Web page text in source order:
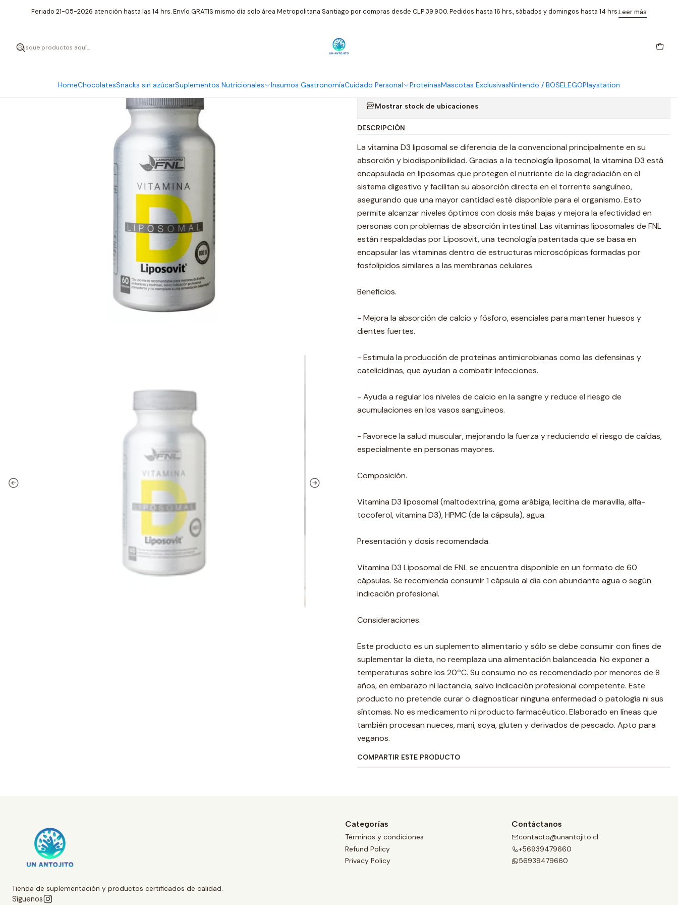
HomeChocolatesSnacks sin azúcarSuplementos Nutricionales Insumos GastronomíaCuidado Personal ProteínasMascotas ExclusivasNintendo / BOSELEGOPlaystation
Feriado 21-05-2026 atención hasta las 14 hrs. Envío GRATIS mismo día solo área Metropolitana Santiago por compras desde CLP 39.900. Pedidos hasta 16 hrs., sábados y domingos hasta 14 hrs.Leer más
Inicio Suplementos Nutricionales FNL Fnl Vitamina D Liposomal 800 Iu 60 Caps Colecalciferol
Fnl Vitamina D Liposomal 800 Iu 60 Caps
Mostrar stock de ubicaciones
DESCRIPCIÓN
La vitamina D3 liposomal se diferencia de la convencional principalmente en su
absorción y biodisponibilidad. Gracias a la tecnología liposomal, la vitamina D3 está
encapsulada en liposomas que protegen el nutriente de la degradación en el
sistema digestivo y facilitan su absorción directa en el torrente sanguíneo,
asegurando que una mayor cantidad esté disponible para el organismo. Esto
permite alcanzar niveles óptimos con dosis más bajas y mejora la efectividad en
personas con problemas de absorción intestinal. Las vitaminas liposomales de FNL
están respaldadas por Liposovit, una tecnología patentada que se basa en
encapsular las vitaminas dentro de estructuras microscópicas formadas por
fosfolípidos similares a las membranas celulares.
Beneficios.
- Mejora la absorción de calcio y fósforo, esenciales para mantener huesos y
dientes fuertes.
- Estimula la producción de proteínas antimicrobianas como las defensinas y
catelicidinas, que ayudan a combatir infecciones.
- Ayuda a regular los niveles de calcio en la sangre y reduce el riesgo de
acumulaciones en los vasos sanguíneos.
- Favorece la salud muscular, mejorando la fuerza y reduciendo el riesgo de caídas,
especialmente en personas mayores.
Composición.
Vitamina D3 liposomal (maltodextrina, goma arábiga, lecitina de maravilla, alfa-
tocoferol, vitamina D3), HPMC (de la cápsula), agua.
Presentación y dosis recomendada.
Vitamina D3 Liposomal de FNL se encuentra disponible en un formato de 60
cápsulas. Se recomienda consumir 1 cápsula al día con abundante agua o según
indicación profesional.
Consideraciones.
Este producto es un suplemento alimentario y sólo se debe consumir con fines de
suplementar la dieta, no reemplaza una alimentación balanceada. No exponer a
temperaturas sobre los 20ºC. Su consumo no es recomendado por menores de 8
años, en embarazo ni lactancia, salvo indicación profesional competente. Este
producto no pretende curar o diagnosticar ninguna enfermedad o patología ni sus
síntomas. No es medicamento ni producto farmacéutico. Elaborado en líneas que
también procesan nueces, maní, soya, gluten y derivados de pescado. Apto para
veganos.
COMPARTIR ESTE PRODUCTO
Tienda de suplementación y productos certificados de calidad.
Síguenos
Categorías
Términos y condiciones
Refund Policy
Privacy Policy
Contáctanos
contacto@unantojito.cl
+56939479660
56939479660